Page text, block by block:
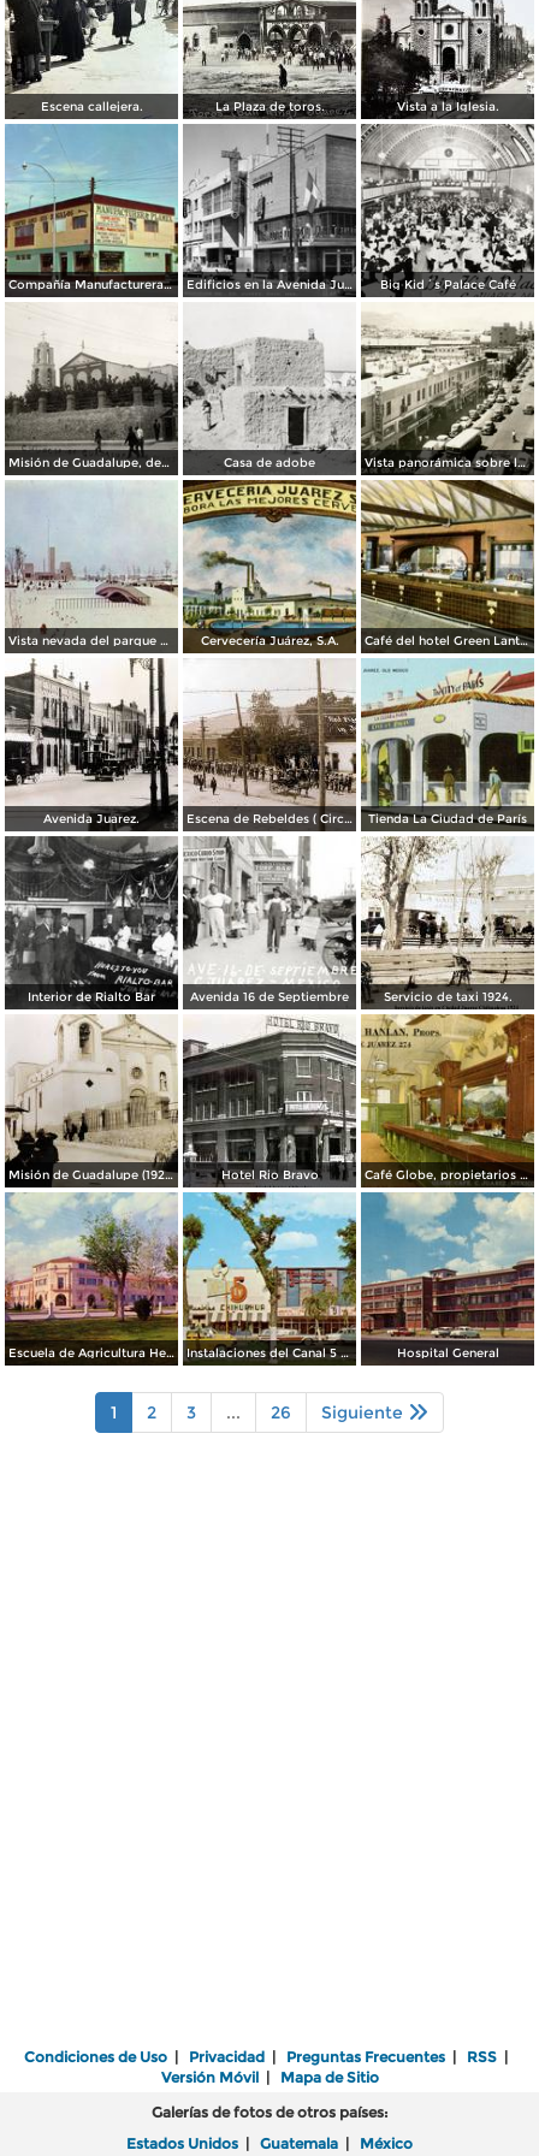
Escena callejera. La Plaza de toros. Vista a la Iglesia.
Compañía Manufacturera Plamex, en el cruce de Insurgentes y Paraguay Edificios en la Avenida Juárez Big Kid´s Palace Café
Misión de Guadalupe, depúes de la toma de Ciudad Juárez, durante la Revolución Mexicana Casa de adobe Vista panorámica sobre la Avenida 16 de Septiembre
Vista nevada del parque El Chamizal Cervecería Juárez, S.A. Café del hotel Green Lantern Inn
Avenida Juarez. Escena de Rebeldes ( Circulada el 8 de Diciembre de 1913 ). Tienda La Ciudad de París
Interior de Rialto Bar Avenida 16 de Septiembre Servicio de taxi 1924.
Misión de Guadalupe (1924) Hotel Rio Bravo Café Globe, propietarios Mooney & Hanlan
Escuela de Agricultura Hermanos Escobar Instalaciones del Canal 5 XEJ TV Hospital General
1 2 3 ... 26 Siguiente
Condiciones de Uso | Privacidad | Preguntas Frecuentes | RSS |
Versión Móvil| Mapa de Sitio
Galerías de fotos de otros países:
Estados Unidos | Guatemala | México